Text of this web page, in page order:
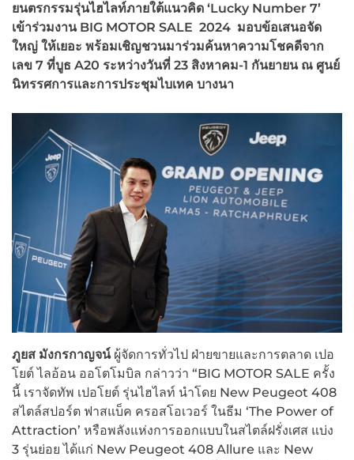
ยนตรกรรมรุ่นไฮไลท์ภายใต้แนวคิด ‘Lucky Number 7’
เข้าร่วมงาน BIG MOTOR SALE 2024 มอบข้อเสนอจัด
ใหญ่ ให้เยอะ พร้อมเชิญชวนมาร่วมค้นหาความโชคดีจาก
เลข 7 ที่บูธ A20 ระหว่างวันที่ 23 สิงหาคม-1 กันยายน ณ ศูนย์
นิทรรศการและการประชุมไบเทค บางนา
ภูยส มังกรกาญจน์ผู้จัดการทั่วไป ฝ่ายขายและการตลาด เปอ
โยต์ ไลอ้อน ออโตโมบิล กล่าวว่า “BIG MOTOR SALE ครั้ง
นี้ เราจัดทัพ เปอโยต์ รุ่นไฮไลท์ นำโดย New Peugeot 408
สไตล์สปอร์ต ฟาสแบ็ค ครอสโอเวอร์ ในธีม ‘The Power of
Attraction’ หรือพลังแห่งการออกแบบในสไตล์ฝรั่งเศส แบ่ง
3 รุ่นย่อย ได้แก่ New Peugeot 408 Allure และ New